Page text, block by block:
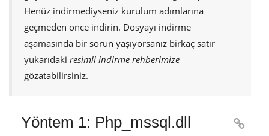
Henüz indirmediyseniz kurulum adımlarına
geçmeden önce indirin. Dosyayı indirme
aşamasında bir sorun yaşıyorsanız birkaç satır
yukarıdaki resimli indirme rehberimize
gözatabilirsiniz.
Yöntem 1: Php_mssql.dll
